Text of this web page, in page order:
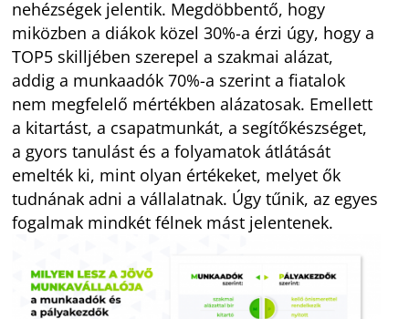
nehézségek jelentik. Megdöbbentő, hogy
miközben a diákok közel 30%-a érzi úgy, hogy a
TOP5 skilljében szerepel a szakmai alázat,
addig a munkaadók 70%-a szerint a fiatalok
nem megfelelő mértékben alázatosak. Emellett
a kitartást, a csapatmunkát, a segítőkészséget,
a gyors tanulást és a folyamatok átlátását
emelték ki, mint olyan értékeket, melyet ők
tudnának adni a vállalatnak. Úgy tűnik, az egyes
fogalmak mindkét félnek mást jelentenek.